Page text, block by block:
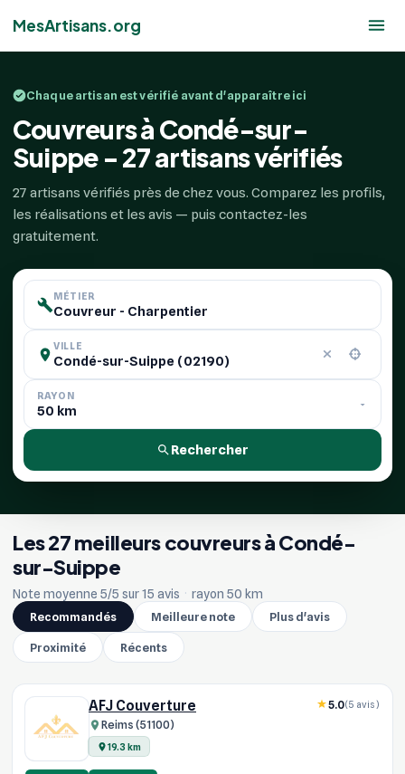
MesArtisans.org
Chaque artisan est vérifié avant d'apparaître ici
Couvreurs à Condé-sur-
Suippe - 27 artisans vérifiés
27 artisans vérifiés près de chez vous. Comparez les profils,
les réalisations et les avis — puis contactez-les
gratuitement.
MÉTIER
VILLE
RAYON
Rechercher
Les 27 meilleurs couvreurs à Condé-
sur-Suippe
Note moyenne 5/5 sur 15 avis · rayon 50 km
Recommandés
Meilleure note Plus d'avis
Proximité Récents
AFJ Couverture
Reims (51100)
19.3 km
5.0(5 avis)